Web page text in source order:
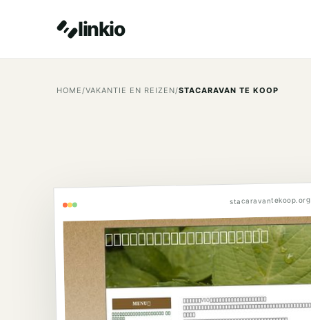
linkio
HOME/VAKANTIE EN REIZEN/STACARAVAN TE KOOP
stacaravantekoop.org